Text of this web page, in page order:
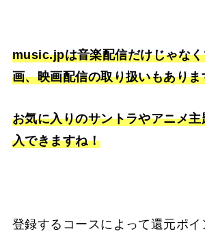
music.jpは音楽配信だけじゃな
画、映画配信の取り扱いもありま
お気に入りのサントラやアニメ
入できますね！
登録するコースによって還元ポイ